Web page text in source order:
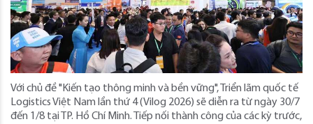
Với chủ đề "Kiến tạo thông minh và bền vững", Triển lãm quốc tế
Logistics Việt Nam lần thứ 4 (Vilog 2026) sẽ diễn ra từ ngày 30/7
đến 1/8 tại TP. Hồ Chí Minh. Tiếp nối thành công của các kỳ trước,